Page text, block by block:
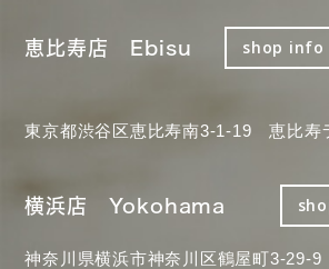
恵比寿店 Ebisu shop info
東京都渋谷区恵比寿南3-1-19 恵比寿
横浜店 Yokohama
神奈川県横浜市神奈川区鶴屋町3-29-